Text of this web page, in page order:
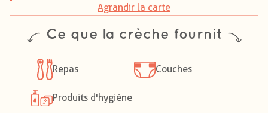
Ce que la crèche fournit
Repas Couches
Produits d'hygiène
Agrandir la carte